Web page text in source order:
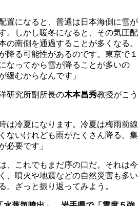
置になると、普通は日本海側に雪が
。しかし暖冬になると、その気圧配
の南側を通過することが多くなる。
降る可能性があるのです。東京で１
なってから雪が降ることが多いの
緩むからなんです」
研究所副所長の木本昌秀教授がこう
は冷夏になります。冷夏は梅雨前線
ないけれども雨がたくさん降る。集
必要です」
、これでもまだ序の口だ。それは今
、噴火や地震などの自然災害も多い
。ざっと振り返ってみよう。